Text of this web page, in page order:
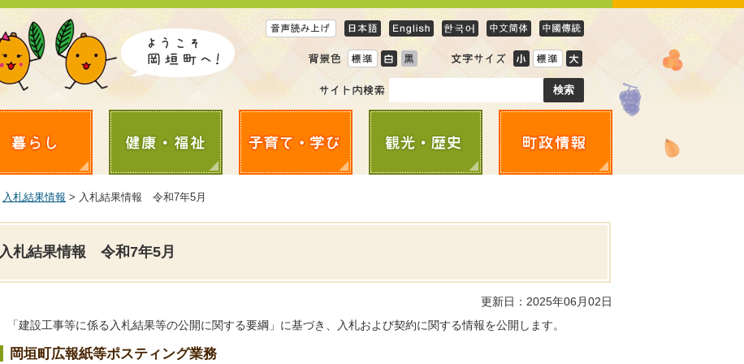
入札結果情報 > 入札結果情報 令和7年5月
入札結果情報 令和7年5月
更新日：2025年06月02日
「建設工事等に係る入札結果等の公開に関する要綱」に基づき、入札および契約に関する情報を公開します。
岡垣町広報紙等ポスティング業務